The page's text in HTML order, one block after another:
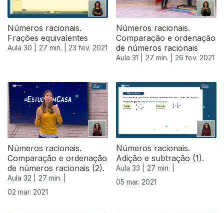
Números racionais.
Frações equivalentes
Aula 30 | 27 min. | 23 fev. 2021
Números racionais.
Comparação e ordenação
de números racionais
Aula 31 | 27 min. | 26 fev. 2021
Números racionais.
Comparação e ordenação
de números racionais (2).
Aula 32 |
27 min. |
02 mar. 2021
Números racionais.
Adição e subtração (1).
Aula 33 |
27 min. |
05 mar. 2021